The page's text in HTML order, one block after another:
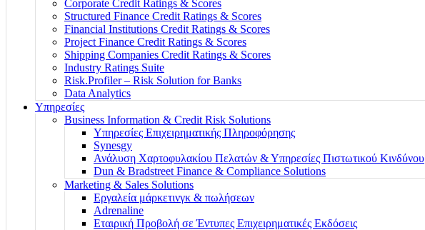
Corporate Credit Ratings & Scores
Structured Finance Credit Ratings & Scores
Financial Institutions Credit Ratings & Scores
Project Finance Credit Ratings & Scores
Shipping Companies Credit Ratings & Scores
Industry Ratings Suite
Risk.Profiler – Risk Solution for Banks
Data Analytics
Υπηρεσίες
Business Information & Credit Risk Solutions
Υπηρεσίες Επιχειρηματικής Πληροφόρησης
Synesgy
Ανάλυση Χαρτοφυλακίου Πελατών & Υπηρεσίες Πιστωτικού Κινδύνου
Dun & Bradstreet Finance & Compliance Solutions
Marketing & Sales Solutions
Εργαλεία μάρκετινγκ & πωλήσεων
Adrenaline
Εταιρική Προβολή σε Έντυπες Επιχειρηματικές Εκδόσεις